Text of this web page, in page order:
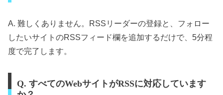
A. 難しくありません。RSSリーダーの登録と、フォロー
したいサイトのRSSフィード欄を追加するだけで、5分程
度で完了します。
Q. すべてのWebサイトがRSSに対応しています